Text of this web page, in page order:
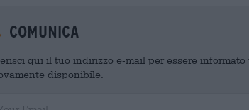
Comunica
qui il tuo indirizzo e-mail per essere
disponibile.